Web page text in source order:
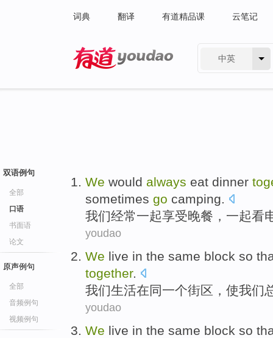
词典 翻译 有道精品课 云笔记
中英
双语例句
全部
口语
书面语
论文
原声例句
全部
音频例句
视频例句
We would always eat dinner
sometimes go camping.
我们经常一起享受晚餐 ，一起看
youdao
We live in the same block so
together.
我们生活在同一个街区 ， 使我们
youdao
We live in the same block so